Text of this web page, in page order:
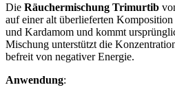
Die Räuchermischung Trimurtib
auf einer alt überlieferten
und Kardamom und kommt
Mischung unterstützt die
befreit von negativer Energie.
Anwendung: